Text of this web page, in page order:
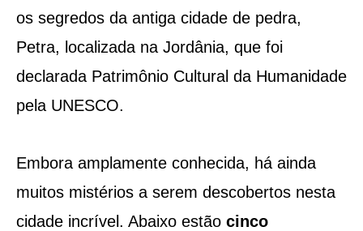
os segredos da antiga cidade de pedra,
Petra, localizada na Jordânia, que foi
declarada Patrimônio Cultural da Humanidade
pela UNESCO.
Embora amplamente conhecida, há ainda
muitos mistérios a serem descobertos nesta
cidade incrível. Abaixo estão cinco